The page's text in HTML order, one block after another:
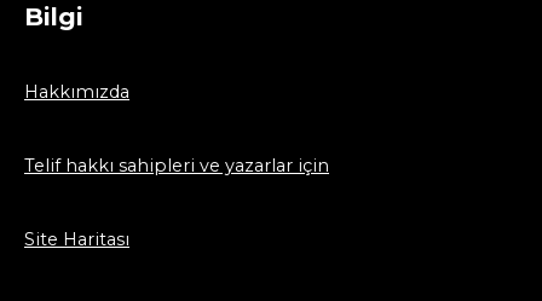
Bilgi
Hakkımızda
Telif hakkı sahipleri ve yazarlar için
Site Haritası